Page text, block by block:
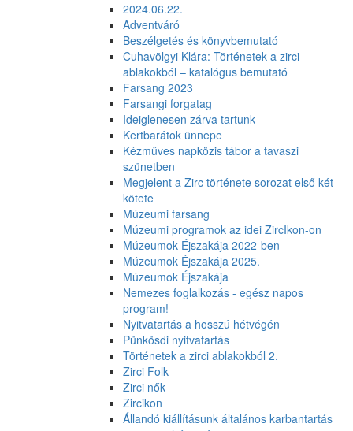
2024.06.22.
Adventváró
Beszélgetés és könyvbemutató
Cuhavölgyi Klára: Történetek a zirci
ablakokból – katalógus bemutató
Farsang 2023
Farsangi forgatag
Ideiglenesen zárva tartunk
Kertbarátok ünnepe
Kézműves napközis tábor a tavaszi
szünetben
Megjelent a Zirc története sorozat első két
kötete
Múzeumi farsang
Múzeumi programok az idei ZircIkon-on
Múzeumok Éjszakája 2022-ben
Múzeumok Éjszakája 2025.
Múzeumok Éjszakája
Nemezes foglalkozás - egész napos
program!
Nyitvatartás a hosszú hétvégén
Pünkösdi nyitvatartás
Történetek a zirci ablakokból 2.
Zirci Folk
Zirci nők
Zircikon
Állandó kiállításunk általános karbantartás